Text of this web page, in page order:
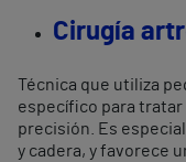
Cirugía
Técnica que utiliza
específico para
precisión. Es
y cadera, y favorece